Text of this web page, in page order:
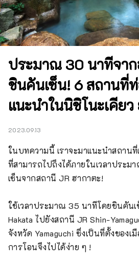
ประมาณ 30 นาทีจาก
ชินคันเซ็น! 6 สถานที่ท่
แนะนำในนิชิโนะเคีย
2023.09.13
ในบทความนี้ เราจะมาแนะนำสถาน
ที่สามารถไปถึงได้ภายในเวลาประ
เซ็นจากสถานี JR ฮากาตะ!
ใช้เวลาประมาณ 35 นาทีโดยชินคัน
Hakata ไปยังสถานี JR Shin-
จังหวัด Yamaguchi ซึ่งเป็นที่ตั้งของเ
การโอนจึงไปได้ง่าย ๆ !